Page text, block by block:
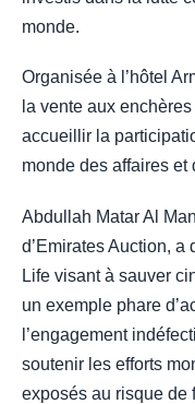
monde.
Organisée à l’hôtel
la vente aux
accueillir la
monde des affaires et
Abdullah Matar Al
d’Emirates Auction,
Life visant à sauver
un exemple phare
l’engagement
soutenir les efforts
exposés au risque de